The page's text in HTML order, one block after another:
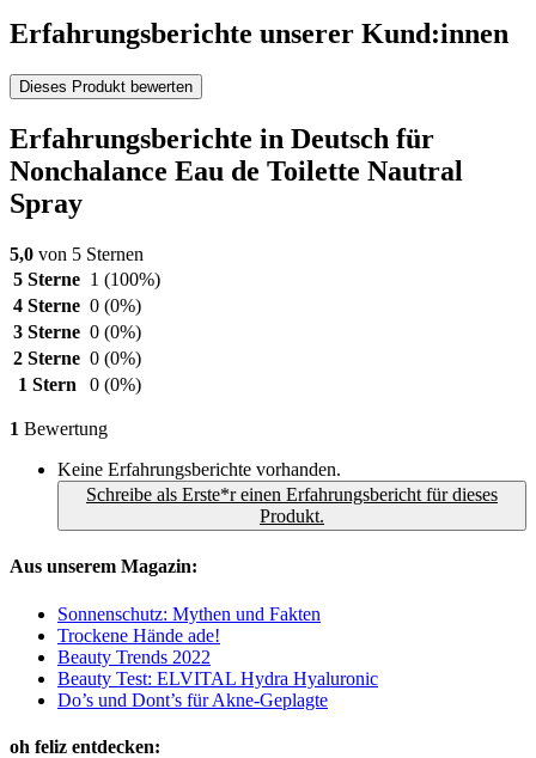
Erfahrungsberichte unserer Kund:innen
Dieses Produkt bewerten
Erfahrungsberichte in Deutsch für
Nonchalance Eau de Toilette Nautral
Spray
5,0 von 5 Sternen
5 Sterne 1 (100%)
4 Sterne 0 (0%)
3 Sterne 0 (0%)
2 Sterne 0 (0%)
1 Stern
0 (0%)
1 Bewertung
Keine Erfahrungsberichte vorhanden.
Schreibe als Erste*r einen Erfahrungsbericht für dieses
Produkt.
Aus unserem Magazin:
Sonnenschutz: Mythen und Fakten
Trockene Hände ade!
Beauty Trends 2022
Beauty Test: ELVITAL Hydra Hyaluronic
Do’s und Dont’s für Akne-Geplagte
oh feliz entdecken: